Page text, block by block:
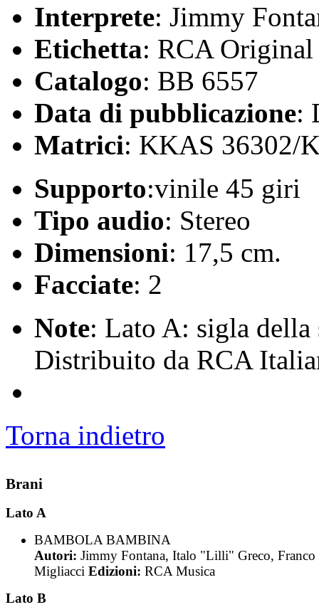
Interprete: Jimmy
Etichetta: RCA Original
Catalogo: BB 6557
Data di pubblicazione:
Matrici: KKAS 36302/
Supporto:vinile 45 giri
Tipo audio: Stereo
Dimensioni: 17,5 cm.
Facciate: 2
Note: Lato A: sigla
Distribuito da RCA
Torna indietro
Brani
Lato A
BAMBOLA BAMBINA
Autori: Jimmy Fontana, Italo "Lilli" Greco, Franco
Migliacci Edizioni: RCA Musica
Lato B